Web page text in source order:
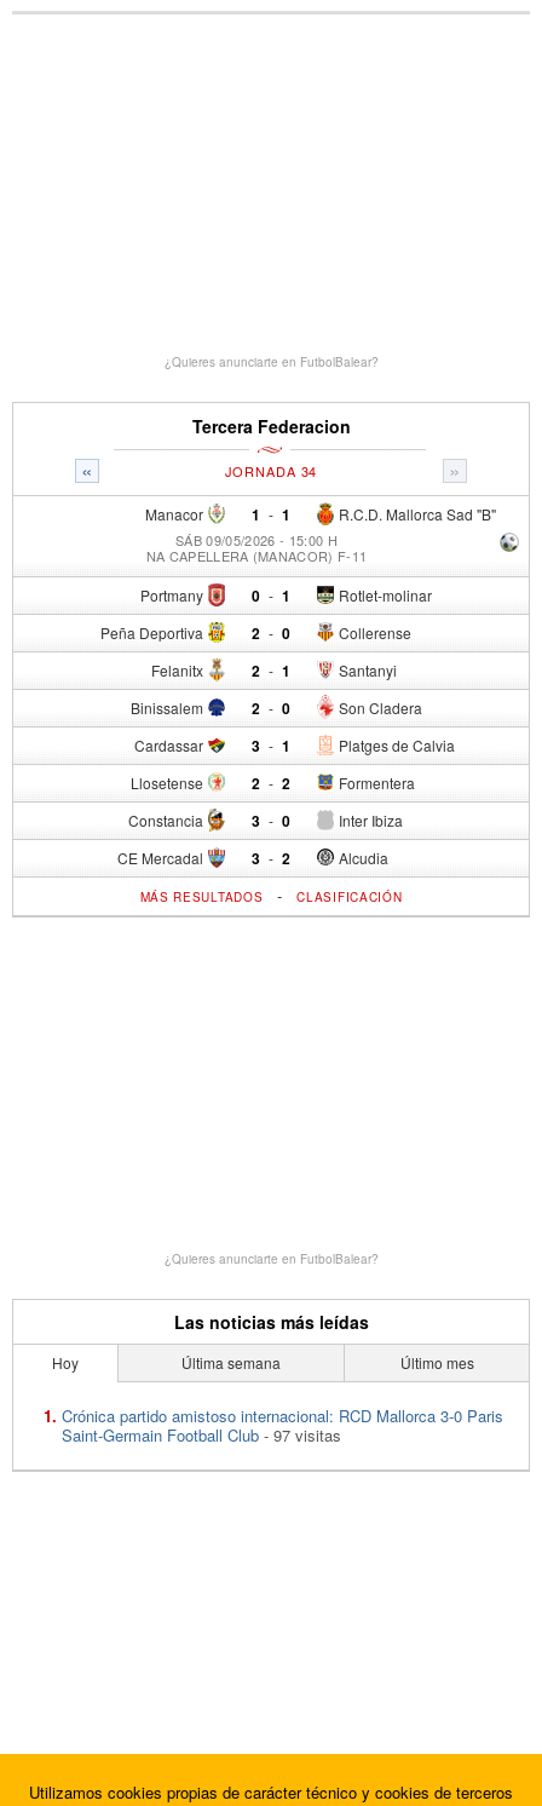
¿Quieres anunciarte en FutbolBalear?
Tercera Federacion
« »
JORNADA 34
Manacor 1 - R.C.D. Mallorca Sad "B"
1
SÁB 09/05/2026 - 15:00 H
NA CAPELLERA (MANACOR) F-11
Portmany 0 - Rotlet-molinar
1
Peña Deportiva 2 - Collerense
0
Felanitx 2 - Santanyi
1
Binissalem 2 - Son Cladera
0
Cardassar 3 - Platges de Calvia
1
Llosetense 2 - Formentera
2
Constancia 3 - Inter Ibiza
0
CE Mercadal 3 - Alcudia
2
MÁS RESULTADOS -CLASIFICACIÓN
¿Quieres anunciarte en FutbolBalear?
Las noticias más leídas
Hoy Última semana Último mes
Crónica partido amistoso internacional: RCD Mallorca 3-0 Paris
Saint-Germain Football Club - 97 visitas
Utilizamos cookies propias de carácter técnico y cookies de terceros